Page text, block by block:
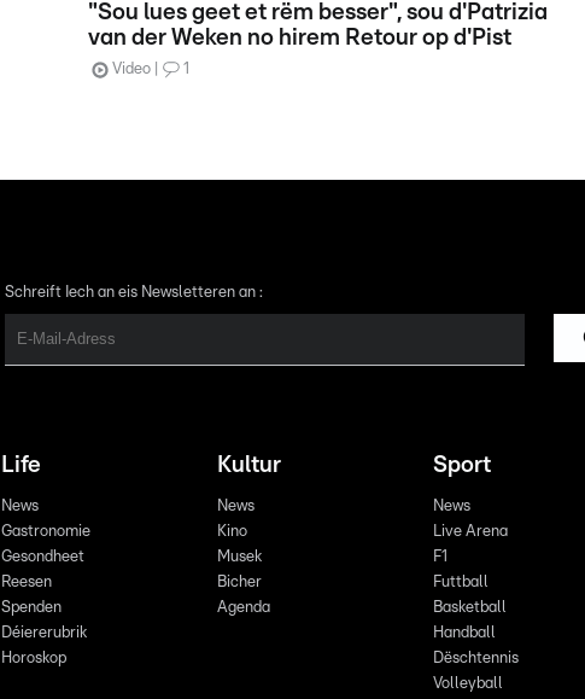
"Sou lues geet et rëm besser", sou d'Patrizia
van der Weken no hirem Retour op d'Pist
Video 1
Schreift Iech an eis Newsletteren an :
Life
News
Gastronomie
Gesondheet
Reesen
Spenden
Déiererubrik
Horoskop
Kultur
News
Kino
Musek
Bicher
Agenda
Sport
News
Live Arena
F1
Futtball
Basketball
Handball
Dëschtennis
Volleyball